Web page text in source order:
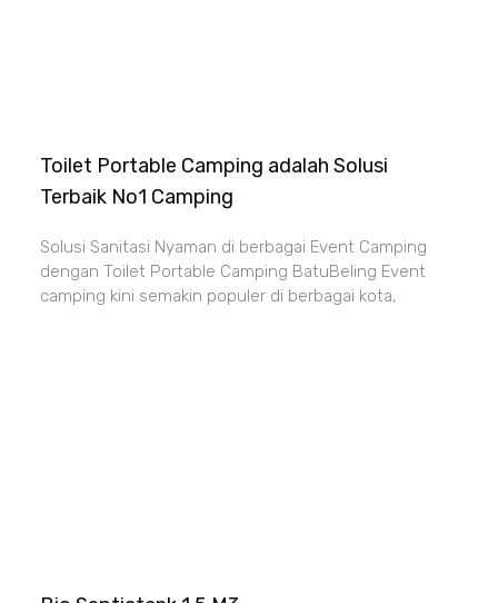
Toilet Portable Camping adalah Solusi
Terbaik No1 Camping
Solusi Sanitasi Nyaman di berbagai Event Camping
dengan Toilet Portable Camping BatuBeling Event
camping kini semakin populer di berbagai kota,